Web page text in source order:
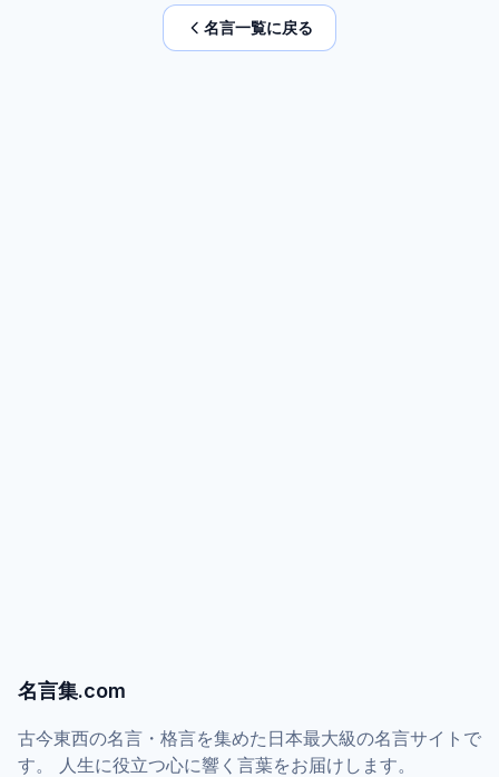
名言一覧に戻る
名言集.com
古今東西の名言・格言を集めた日本最大級の名言サイトで
す。 人生に役立つ心に響く言葉をお届けします。